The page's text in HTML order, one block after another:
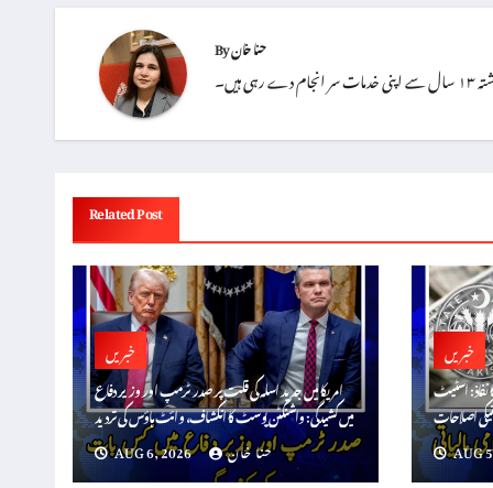
Byحنا خان
Related Post
خبریں
امریکا میں جدید اسلہ کی قلت پر صدر ٹرمپ اور وزیر دفاع
میں کشیدگی: واشنگٹن پوسٹ کا انکشاف، وائٹ ہاؤس کی تردید
AUG 6, 2026
حنا خان
خبریں
نفاذ: اسٹیٹ
AUG